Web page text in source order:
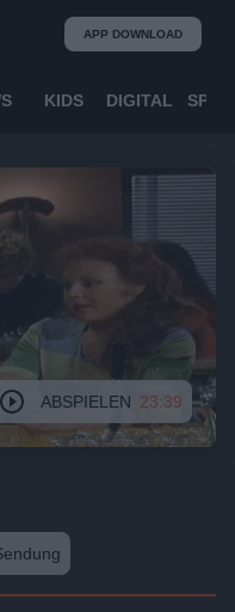
APP DOWNLOAD
KIDS DIGITAL
ABSPIELEN 23:39